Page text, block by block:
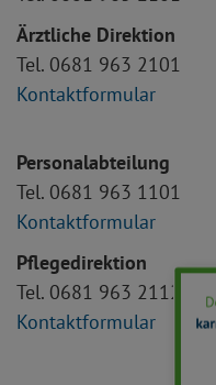
Ärztliche Direktion
Tel. 0681 963 2101
Kontaktformular
Personalabteilung
Tel. 0681 963 1101
Kontaktformular
Pflegedirektion
Tel. 0681 963 2112
Kontaktformular